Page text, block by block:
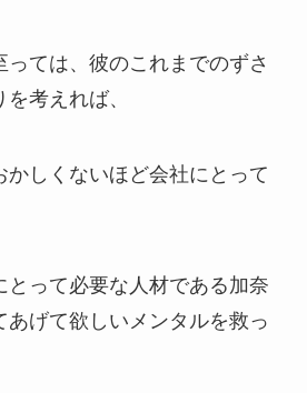
っては、彼のこれまでのずさ
考えれば、
かしくないほど会社にとって
とって必要な人材である加奈
あげて欲しいメンタルを救っ